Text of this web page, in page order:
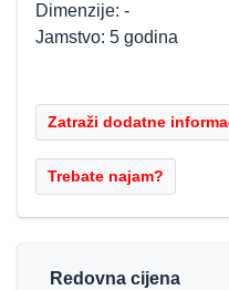
Dimenzije: -
Jamstvo: 5 godina
Redovna cijena